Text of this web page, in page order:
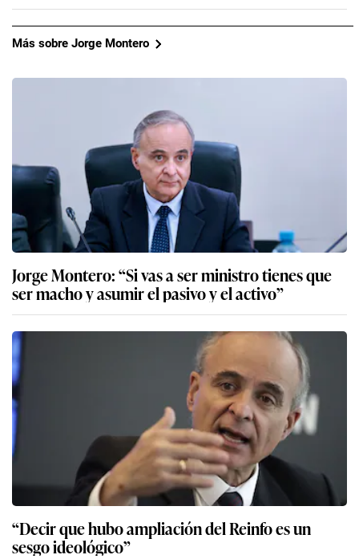
Más sobre Jorge Montero
Jorge Montero: “Si vas a ser ministro tienes que
ser macho y asumir el pasivo y el activo”
“Decir que hubo ampliación del Reinfo es un
sesgo ideológico”